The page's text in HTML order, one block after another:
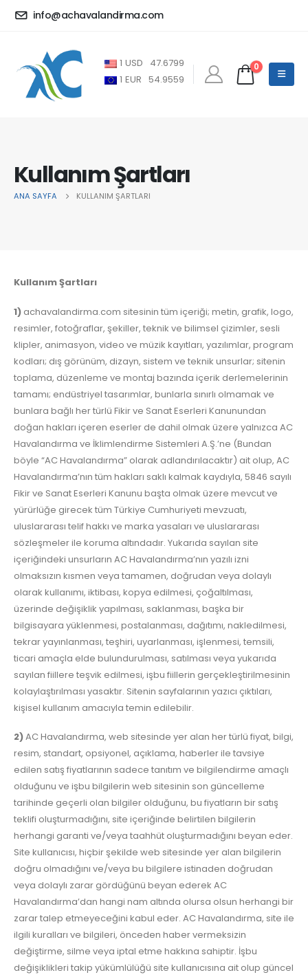
info@achavalandirma.com
1 USD
47.6799
1 EUR 54.9559
0
Kullanım Şartları
ANA SAYFA KULLANIM ŞARTLARI
Kullanım Şartları
1) achavalandirma.com sitesinin tüm içeriği; metin, grafik, logo,
resimler, fotoğraflar, şekiller, teknik ve bilimsel çizimler, sesli
klipler, animasyon, video ve müzik kayıtları, yazılımlar, program
kodları; dış görünüm, dizayn, sistem ve teknik unsurlar; sitenin
toplama, düzenleme ve montaj bazında içerik derlemelerinin
tamamı; endüstriyel tasarımlar, bunlarla sınırlı olmamak ve
bunlara bağlı her türlü Fikir ve Sanat Eserleri Kanunundan
doğan hakları içeren eserler de dahil olmak üzere yalnızca AC
Havalandırma ve İklimlendirme Sistemleri A.Ş.’ne (Bundan
böyle “AC Havalandırma” olarak adlandırılacaktır) ait olup, AC
Havalandırma’nın tüm hakları saklı kalmak kaydıyla, 5846 sayılı
Fikir ve Sanat Eserleri Kanunu başta olmak üzere mevcut ve
yürürlüğe girecek tüm Türkiye Cumhuriyeti mevzuatı,
uluslararası telif hakkı ve marka yasaları ve uluslararası
sözleşmeler ile koruma altındadır. Yukarıda sayılan site
içeriğindeki unsurların AC Havalandırma’nın yazılı izni
olmaksızın kısmen veya tamamen, doğrudan veya dolaylı
olarak kullanımı, iktibası, kopya edilmesi, çoğaltılması,
üzerinde değişiklik yapılması, saklanması, başka bir
bilgisayara yüklenmesi, postalanması, dağıtımı, nakledilmesi,
tekrar yayınlanması, teşhiri, uyarlanması, işlenmesi, temsili,
ticari amaçla elde bulundurulması, satılması veya yukarıda
sayılan fiillere teşvik edilmesi, işbu fiillerin gerçekleştirilmesinin
kolaylaştırılması yasaktır. Sitenin sayfalarının yazıcı çıktıları,
kişisel kullanım amacıyla temin edilebilir.
2)AC Havalandırma, web sitesinde yer alan her türlü fiyat, bilgi,
resim, standart, opsiyonel, açıklama, haberler ile tavsiye
edilen satış fiyatlarının sadece tanıtım ve bilgilendirme amaçlı
olduğunu ve işbu bilgilerin web sitesinin son güncelleme
tarihinde geçerli olan bilgiler olduğunu, bu fiyatların bir satış
teklifi oluşturmadığını, site içeriğinde belirtilen bilgilerin
herhangi garanti ve/veya taahhüt oluşturmadığını beyan eder.
Site kullanıcısı, hiçbir şekilde web sitesinde yer alan bilgilerin
doğru olmadığını ve/veya bu bilgilere istinaden doğrudan
veya dolaylı zarar gördüğünü beyan ederek AC
Havalandırma’dan hangi nam altında olursa olsun herhangi bir
zarar talep etmeyeceğini kabul eder. AC Havalandırma, site ile
ilgili kuralları ve bilgileri, önceden haber vermeksizin
değiştirme, silme veya iptal etme hakkına sahiptir. İşbu
değişiklikleri takip yükümlülüğü site kullanıcısına ait olup güncel